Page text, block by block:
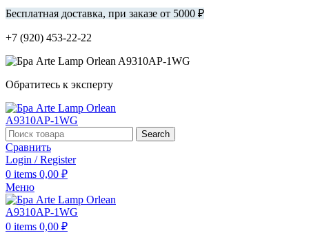
Бесплатная доставка, при заказе от 5000 ₽
+7 (920) 453-22-22
Обратитесь к эксперту
Search
Сравнить
Login / Register
0 items 0,00 ₽
Меню
0 items 0,00 ₽